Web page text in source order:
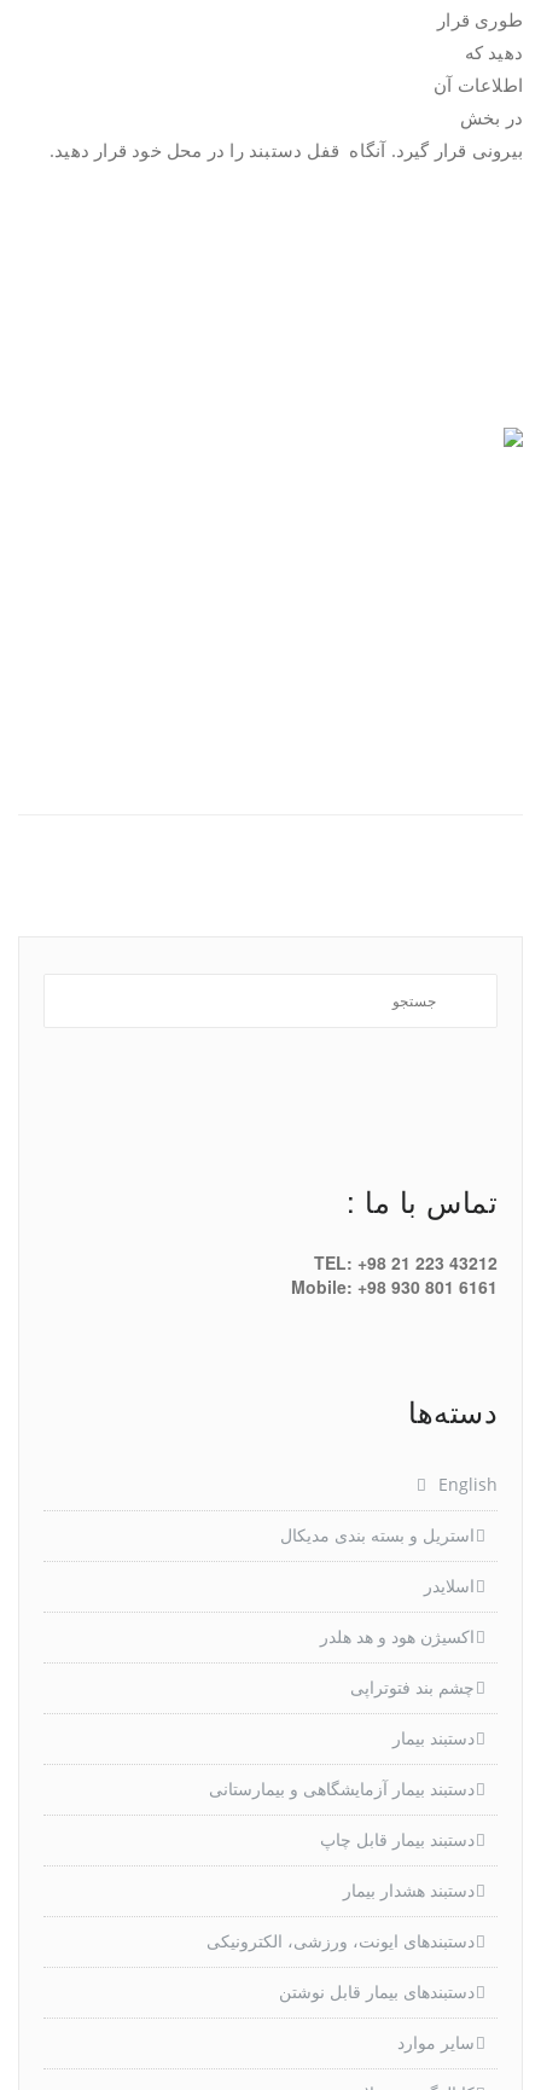
طوری قرار
دهید که
اطلاعات آن
در بخش
بیرونی قرار گیرد. آنگاه قفل دستبند را در محل خود قرار دهید.
تماس با ما :
TEL: +98 21 223 43212
Mobile: +98 930 801 6161
دسته‌ها
English
استریل و بسته بندی مدیکال
اسلایدر
اکسیژن هود و هد هلدر
چشم بند فتوتراپی
دستبند بیمار
دستبند بیمار آزمایشگاهی و بیمارستانی
دستبند بیمار قابل چاپ
دستبند هشدار بیمار
دستبندهای ایونت، ورزشی، الکترونیکی
دستبندهای بیمار قابل نوشتن
سایر موارد